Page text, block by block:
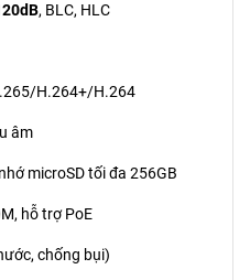
, BLC, HLC
H.264+/H.264
âm
microSD tối đa 256GB
hỗ trợ PoE
chống bụi)